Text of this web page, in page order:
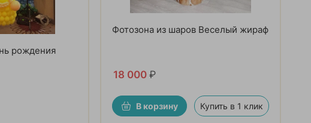
рождения
Фотозона из шаров Веселый жираф
18 000 ₽
В корзину Купить в 1 клик